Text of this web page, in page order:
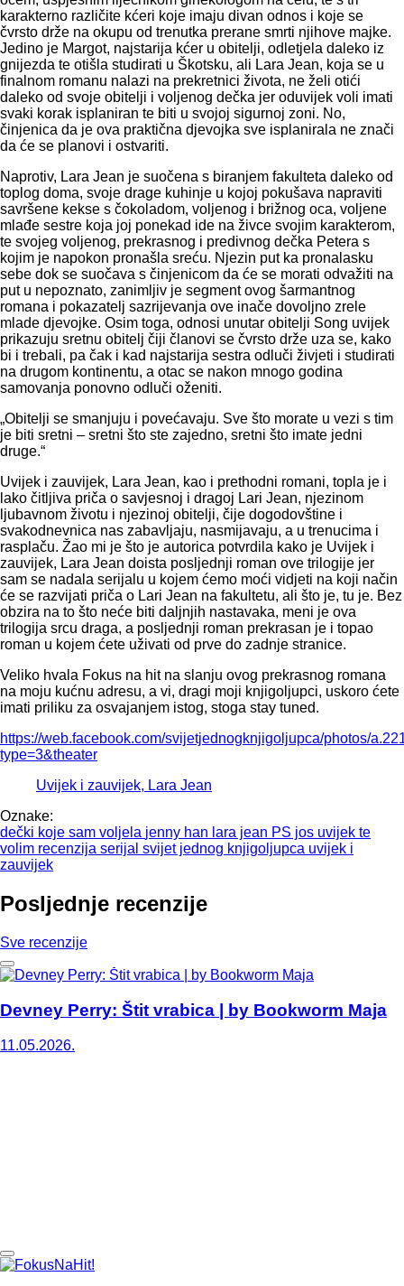
karakterno različite kćeri koje imaju divan odnos i koje se
čvrsto drže na okupu od trenutka prerane smrti njihove majke.
Jedino je Margot, najstarija kćer u obitelji, odletjela daleko iz
gnijezda te otišla studirati u Škotsku, ali Lara Jean, koja se u
finalnom romanu nalazi na prekretnici života, ne želi otići
daleko od svoje obitelji i voljenog dečka jer oduvijek voli imati
svaki korak isplaniran te biti u svojoj sigurnoj zoni. No,
činjenica da je ova praktična djevojka sve isplanirala ne znači
da će se planovi i ostvariti.
Naprotiv, Lara Jean je suočena s biranjem fakulteta daleko od
toplog doma, svoje drage kuhinje u kojoj pokušava napraviti
savršene kekse s čokoladom, voljenog i brižnog oca, voljene
mlađe sestre koja joj ponekad ide na živce svojim karakterom,
te svojeg voljenog, prekrasnog i predivnog dečka Petera s
kojim je napokon pronašla sreću. Njezin put ka pronalasku
sebe dok se suočava s činjenicom da će se morati odvažiti na
put u nepoznato, zanimljiv je segment ovog šarmantnog
romana i pokazatelj sazrijevanja ove inače dovoljno zrele
mlade djevojke. Osim toga, odnosi unutar obitelji Song uvijek
prikazuju sretnu obitelj čiji članovi se čvrsto drže uza se, kako
bi i trebali, pa čak i kad najstarija sestra odluči živjeti i studirati
na drugom kontinentu, a otac se nakon mnogo godina
samovanja ponovno odluči oženiti.
„Obitelji se smanjuju i povećavaju. Sve što morate u vezi s tim
je biti sretni – sretni što ste zajedno, sretni što imate jedni
druge.“
Uvijek i zauvijek, Lara Jean, kao i prethodni romani, topla je i
lako čitljiva priča o savjesnoj i dragoj Lari Jean, njezinom
ljubavnom životu i njezinoj obitelji, čije dogodovštine i
svakodnevnica nas zabavljaju, nasmijavaju, a u trenucima i
rasplaču. Žao mi je što je autorica potvrdila kako je Uvijek i
zauvijek, Lara Jean doista posljednji roman ove trilogije jer
sam se nadala serijalu u kojem ćemo moći vidjeti na koji način
će se razvijati priča o Lari Jean na fakultetu, ali što je, tu je. Bez
obzira na to što neće biti daljnjih nastavaka, meni je ova
trilogija srcu draga, a posljednji roman prekrasan je i topao
roman u kojem ćete uživati od prve do zadnje stranice.
Veliko hvala Fokus na hit na slanju ovog prekrasnog romana
na moju kućnu adresu, a vi, dragi moji knjigoljupci, uskoro ćete
imati priliku za osvajanjem istog, stoga stay tuned.
https://web.facebook.com/svijetjednogknjigoljupca/photos/
type=3&theater
Uvijek i zauvijek, Lara Jean
Oznake:
dečki koje sam voljela jenny han lara jean PS jos uvijek te
volim recenzija serijal svijet jednog knjigoljupca uvijek i
zauvijek
Posljednje recenzije
Sve recenzije
Devney Perry: Štit vrabica | by Bookworm Maja
11.05.2026.